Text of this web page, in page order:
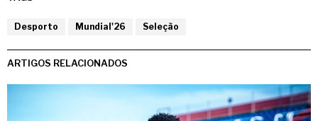
Desporto Mundial'26 Seleção
ARTIGOS RELACIONADOS